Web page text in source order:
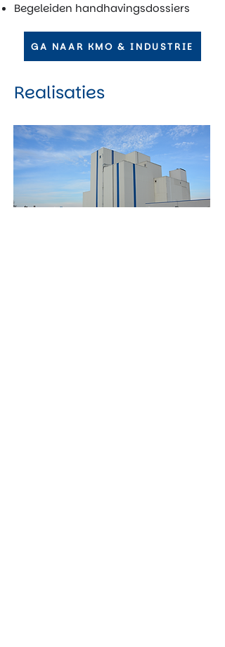
Begeleiden handhavingsdossiers
GA NAAR KMO & INDUSTRIE
Realisaties